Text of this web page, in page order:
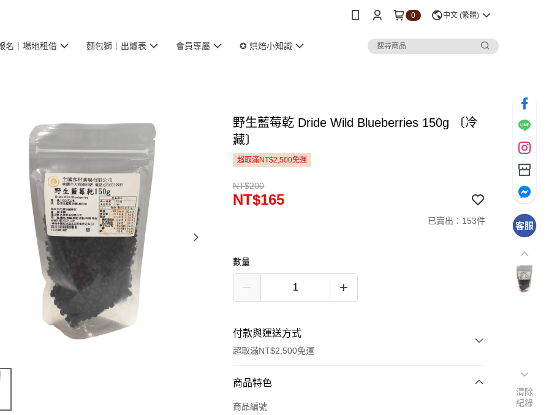
0 中文 (繁體)
名｜場地租借 麵包獅｜出爐表 會員專屬 ✪ 烘焙小知識
野生藍莓乾 Dride Wild Blueberries 150g 〔冷
藏〕
超取滿NT$2,500免運
NT$200
NT$165
已賣出：153件
數量
付款與運送方式
超取滿NT$2,500免運
付款方式
信用卡一次付款
商品特色
商品編號
清除
紀錄